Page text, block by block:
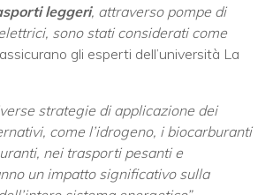
leggeri, attraverso pompe di
sono stati considerati come
gli esperti dell’università La
strategie di applicazione dei
come l’idrogeno, i biocarburanti
nei trasporti pesanti e
un impatto significativo sulla